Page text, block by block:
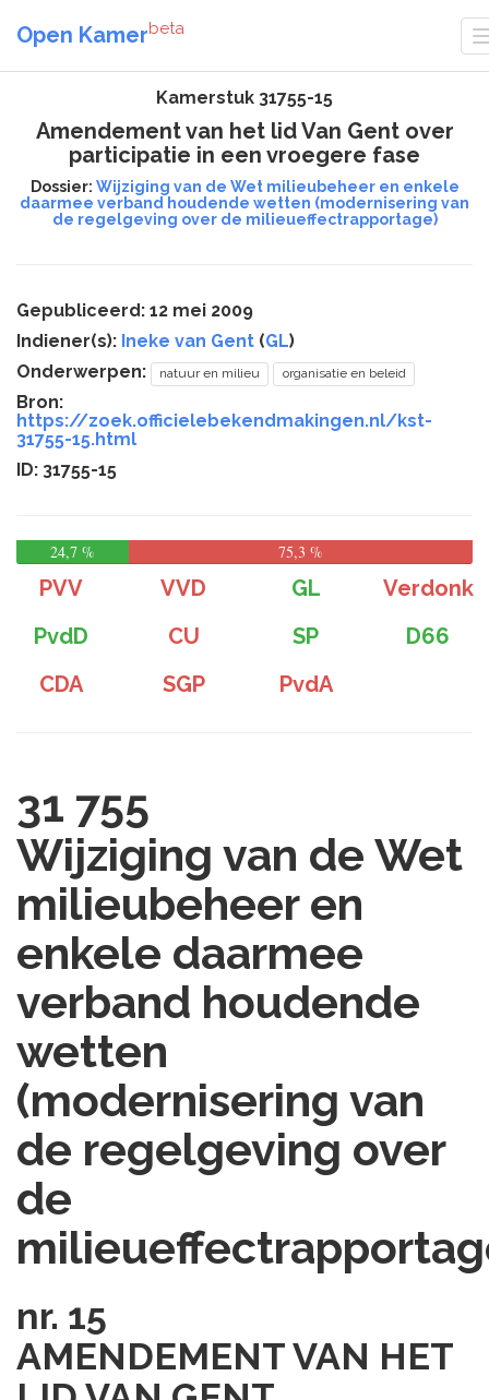
Open Kamerbeta
Kamerstuk 31755-15
Amendement van het lid Van Gent over
participatie in een vroegere fase
Dossier: Wijziging van de Wet milieubeheer en enkele
daarmee verband houdende wetten (modernisering van
de regelgeving over de milieueffectrapportage)
Gepubliceerd: 12 mei 2009
Indiener(s): Ineke van Gent (GL)
Onderwerpen:
natuur en milieu organisatie en beleid
Bron:
https://zoek.officielebekendmakingen.nl/kst-
31755-15.html
ID: 31755-15
24,7 % 75,3 %
PVV VVD GL
Verdonk
PvdD
CU SP
D66
CDA
SGP PvdA
31 755
Wijziging van de Wet
milieubeheer en
enkele daarmee
verband houdende
wetten
(modernisering van
de regelgeving over
de
nr. 15
AMENDEMENT VAN HET